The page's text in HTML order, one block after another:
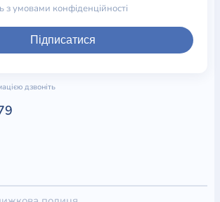
умовами конфіденційності
Підписатися
дзвоніть